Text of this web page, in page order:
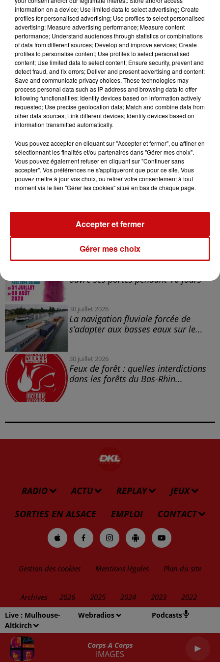
Live : Mulhouse-
Altkirch
Webradios Podcasts
Corps A Corps
IMAGES
Versez de l'huile d'olive dans une casserole, puis faites
revenir les tomates pelées. Salez et poivrez.
Lavez, séchez et coupez les feuilles de basilic puis
ajoutez-en la moitié dans la sauce. Faites cuire à feu
doux pendant 30 min.
Dans une eau frémissante, plongez les tortellini pendant
le temps noté sur le paquet moins 1 minute puis
égouttez-les.
Dans une poêle, mettez les tortelinni, versez la sauce
revenir à feu moyen 2 ou 3 minute.
Servez avec une bonne dose de parmesan!
LES AUTRES ACTUALITÉS
Mulhouse : un homme condamné à
trois mois de prison avec sursis...
31 juillet 2026
ouvre ses portes pendant 10 jours
30 juillet 2026
La navigation fluviale forcée de
s’adapter aux basses eaux sur le...
30 juillet 2026
Feux de forêt : quelles interdictions
dans les forêts du Bas-Rhin...
RADIO ACTU REPLAY
JEUX
SORTIES EN ALSACE
EMPLOI CONTACT
Gestion des cookies Mentions légales Plan du site
Archives 2026 2025 2024 2023 2022
information on a device; Use limited data to select advertising; Create
profiles for personalised advertising; Use profiles to select personalised
advertising; Measure advertising performance; Measure content
performance; Understand audiences through statistics or combinations
of data from different sources; Develop and improve services; Create
profiles to personalise content; Use profiles to select personalised
content; Use limited data to select content; Ensure security, prevent and
detect fraud, and fix errors; Deliver and present advertising and content;
Save and communicate privacy choices. These technologies may
process personal data such as IP address and browsing data to offer
following functionalities: Identify devices based on information actively
requested; Use precise geolocation data; Match and combine data from
other data sources; Link different devices; Identify devices based on
information transmitted automatically.
Vous pouvez accepter en cliquant sur "Accepter et fermer", ou affiner en
sélectionnant les finalités et/ou partenaires dans "Gérer mes choix".
Vous pouvez également refuser en cliquant sur "Continuer sans
accepter". Vos préférences ne s'appliqueront que pour ce site. Vous
pouvez mettre à jour vos choix, ou retirer votre consentement à tout
moment via le lien "Gérer les cookies" situé en bas de chaque page.
Gérer mes choix
Accepter et fermer